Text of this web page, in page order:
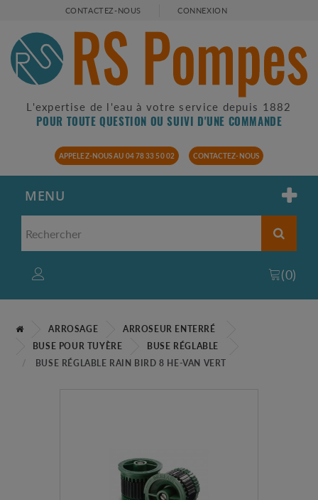
CONTACTEZ-NOUS CONNEXION
L'expertise de l'eau à votre service depuis 1882
POUR TOUTE QUESTION OU SUIVI D'UNE COMMANDE
APPELEZ-NOUS AU 04 78 33 50 02 CONTACTEZ-NOUS
MENU
(0)
ARROSAGE
ARROSEUR ENTERRÉ
BUSE POUR TUYÈRE
BUSE RÉGLABLE
BUSE RÉGLABLE RAIN BIRD 8 HE-VAN VERT